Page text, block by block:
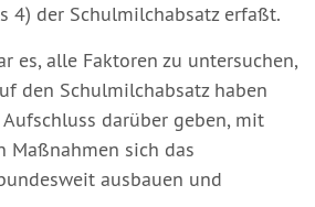
4) der Schulmilchabsatz erfaßt.
es, alle Faktoren zu untersuchen,
den Schulmilchabsatz haben
darüber geben, mit
Maßnahmen sich das
ausbauen und